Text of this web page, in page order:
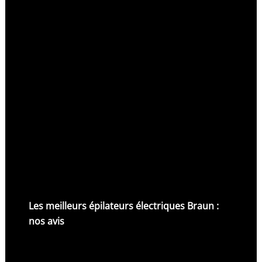
Les meilleurs épilateurs électriques Braun :
nos avis